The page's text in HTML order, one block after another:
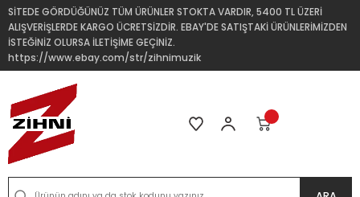
SİTEDE GÖRDÜĞÜNÜZ TÜM ÜRÜNLER STOKTA VARDIR, 5400 TL ÜZERİ
ALIŞVERİŞLERDE KARGO ÜCRETSİZDİR. EBAY'DE SATIŞTAKİ ÜRÜNLERİMİZDEN
İSTEĞİNİZ OLURSA İLETİŞİME GEÇİNİZ.
https://www.ebay.com/str/zihnimuzik